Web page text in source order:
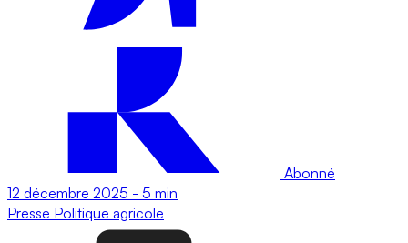
Abonné
12 décembre 2025 - 5 min
Presse Politique agricole